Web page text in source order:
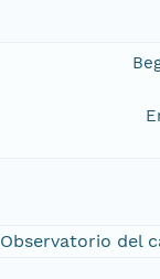
Observatorio del